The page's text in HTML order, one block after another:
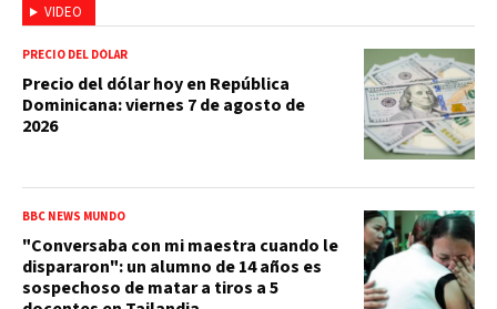
VIDEO
PRECIO DEL DÓLAR
Precio del dólar hoy en República
Dominicana: viernes 7 de agosto de
2026
BBC NEWS MUNDO
"Conversaba con mi maestra cuando le
dispararon": un alumno de 14 años es
sospechoso de matar a tiros a 5